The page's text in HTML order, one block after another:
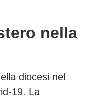
nella
diocesi nel
19. La